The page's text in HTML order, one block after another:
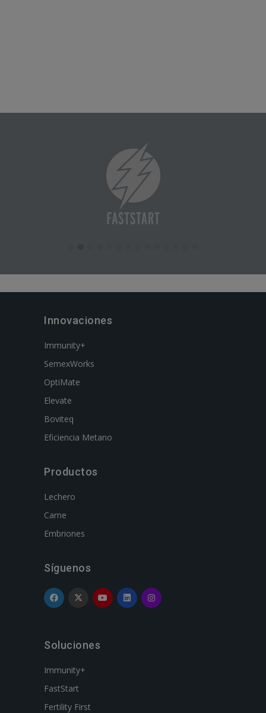
Innovaciones
Immunity+
SemexWorks
OptiMate
Elevate
Boviteq
Eficiencia Metano
Productos
Lechero
Carne
Embriones
Síguenos
Soluciones
Immunity+
FastStart
Fertility First